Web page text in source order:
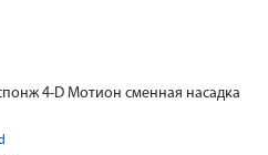
4-D Мотион сменная насадка